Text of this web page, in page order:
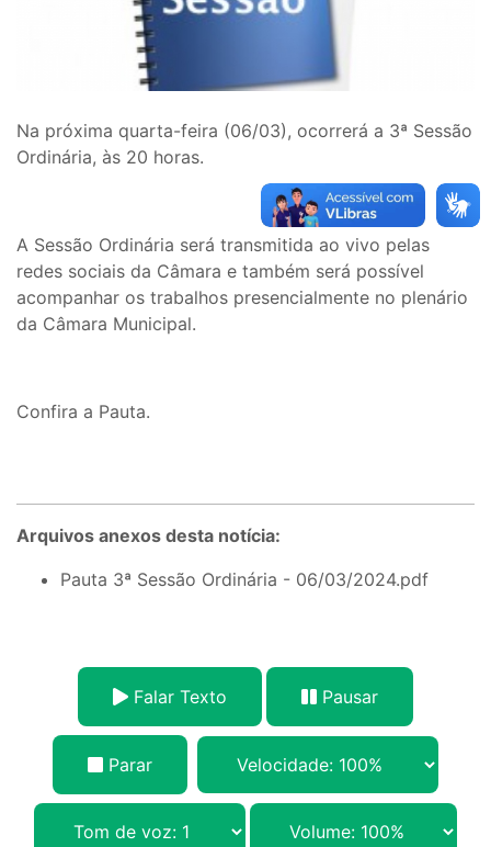
Na próxima quarta-feira (06/03), ocorrerá a 3ª Sessão
Ordinária, às 20 horas.
A Sessão Ordinária será transmitida ao vivo pelas
redes sociais da Câmara e também será possível
acompanhar os trabalhos presencialmente no plenário
da Câmara Municipal.
Confira a Pauta.
Arquivos anexos desta notícia:
Pauta 3ª Sessão Ordinária - 06/03/2024.pdf
Falar Texto Pausar
Parar